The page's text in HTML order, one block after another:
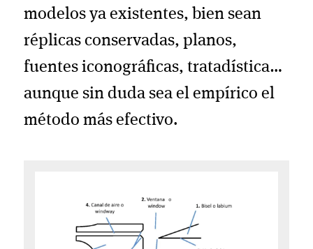
modelos ya existentes, bien sean
réplicas conservadas, planos,
fuentes iconográficas, tratadística…
aunque sin duda sea el empírico el
método más efectivo.